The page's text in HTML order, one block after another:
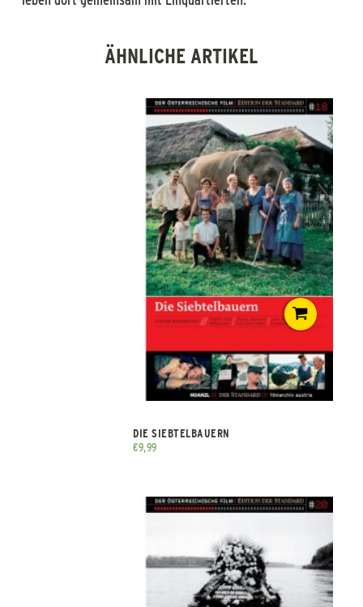
ÄHNLICHE ARTIKEL
DIE SIEBTELBAUERN
€9,99